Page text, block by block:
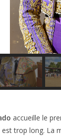
accueille le
trop long. La